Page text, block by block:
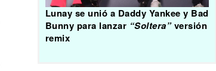
Lunay se unió a Daddy Yankee y Bad
Bunny para lanzar “Soltera”versión
remix